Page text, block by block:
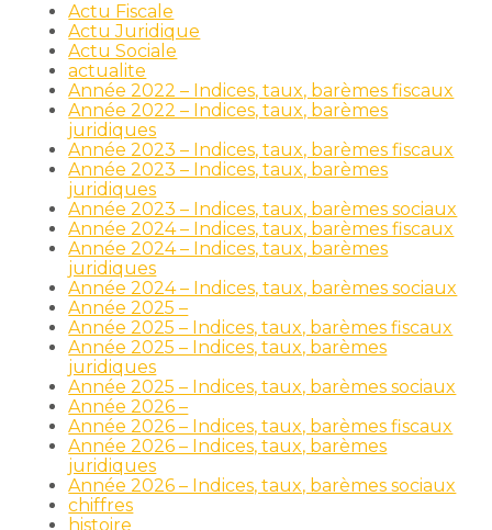
Actu Fiscale
Actu Juridique
Actu Sociale
actualite
Année 2022 – Indices, taux, barèmes fiscaux
Année 2022 – Indices, taux, barèmes
juridiques
Année 2023 – Indices, taux, barèmes fiscaux
Année 2023 – Indices, taux, barèmes
juridiques
Année 2023 – Indices, taux, barèmes sociaux
Année 2024 – Indices, taux, barèmes fiscaux
Année 2024 – Indices, taux, barèmes
juridiques
Année 2024 – Indices, taux, barèmes sociaux
Année 2025 –
Année 2025 – Indices, taux, barèmes fiscaux
Année 2025 – Indices, taux, barèmes
juridiques
Année 2025 – Indices, taux, barèmes sociaux
Année 2026 –
Année 2026 – Indices, taux, barèmes fiscaux
Année 2026 – Indices, taux, barèmes
juridiques
Année 2026 – Indices, taux, barèmes sociaux
chiffres
histoire